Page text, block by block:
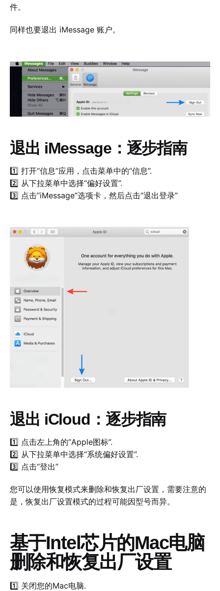
件。
同样也要退出 iMessage 账户。
退出 iMessage：逐步指南
1️⃣ 打开“信息”应用，点击菜单中的“信息”.
2️⃣ 从下拉菜单中选择“偏好设置”.
3️⃣ 点击“iMessage”选项卡，然后点击“退出登录”
退出 iCloud：逐步指南
1️⃣ 点击左上角的“Apple图标”.
2️⃣ 从下拉菜单中选择“系统偏好设置”.
3️⃣ 点击“登出”
您可以使用恢复模式来删除和恢复出厂设置，需要注意的
是，恢复出厂设置模式的过程可能因型号而异。
基于Intel芯片的Mac电脑
删除和恢复出厂设置
1️⃣ 关闭您的Mac电脑.